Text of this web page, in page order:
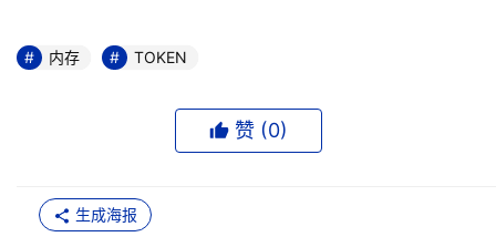
据公众号“傅里叶的猫”提供的专业数据显示，一名日均消耗
但为了实现AI的快速响应，系统需将这些文本转换为向量索
引，并实时存储会话状态，这会让数据量瞬间膨胀至50GB-
多个智能体，分别负责编写、审核、测试、修改等环节，而
内存 TOKEN
赞 (0)
生成海报